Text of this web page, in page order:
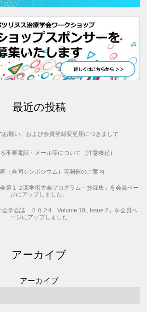
最近の投稿
お願い、および会員登録変更届につきまして
不審電話・メール等について（注意喚起）
（合同シンポジウム）等開催のご案内
会第１２回学術大会プログラム・抄録集」を会員ペー
ジにアップしました。
会学会誌 ２０２4 Volume 10 , Issue 2」を会員ペ
ージにアップしました
アーカイブ
アーカイブ